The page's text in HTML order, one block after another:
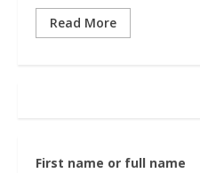
Read More
First name or full name